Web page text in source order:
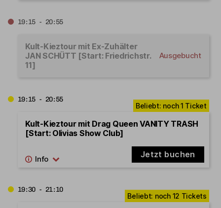
19:15 - 20:55
Kult-Kieztour mit Ex-Zuhälter
JAN SCHÜTT [Start: Friedrichstr.
11]
Ausgebucht
19:15 - 20:55
Kult-Kieztour mit Drag Queen VANITY TRASH
[Start: Olivias Show Club]
Jetzt buchen
19:30 - 21:10